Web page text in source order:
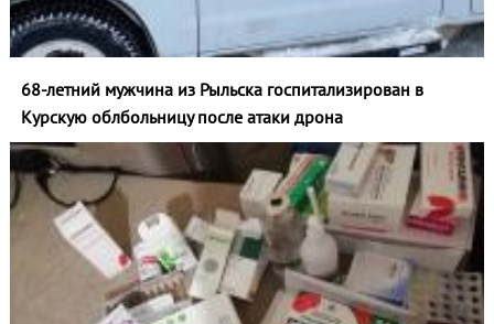
68-летний мужчина из Рыльска госпитализирован в
Курскую облбольницу после атаки дрона